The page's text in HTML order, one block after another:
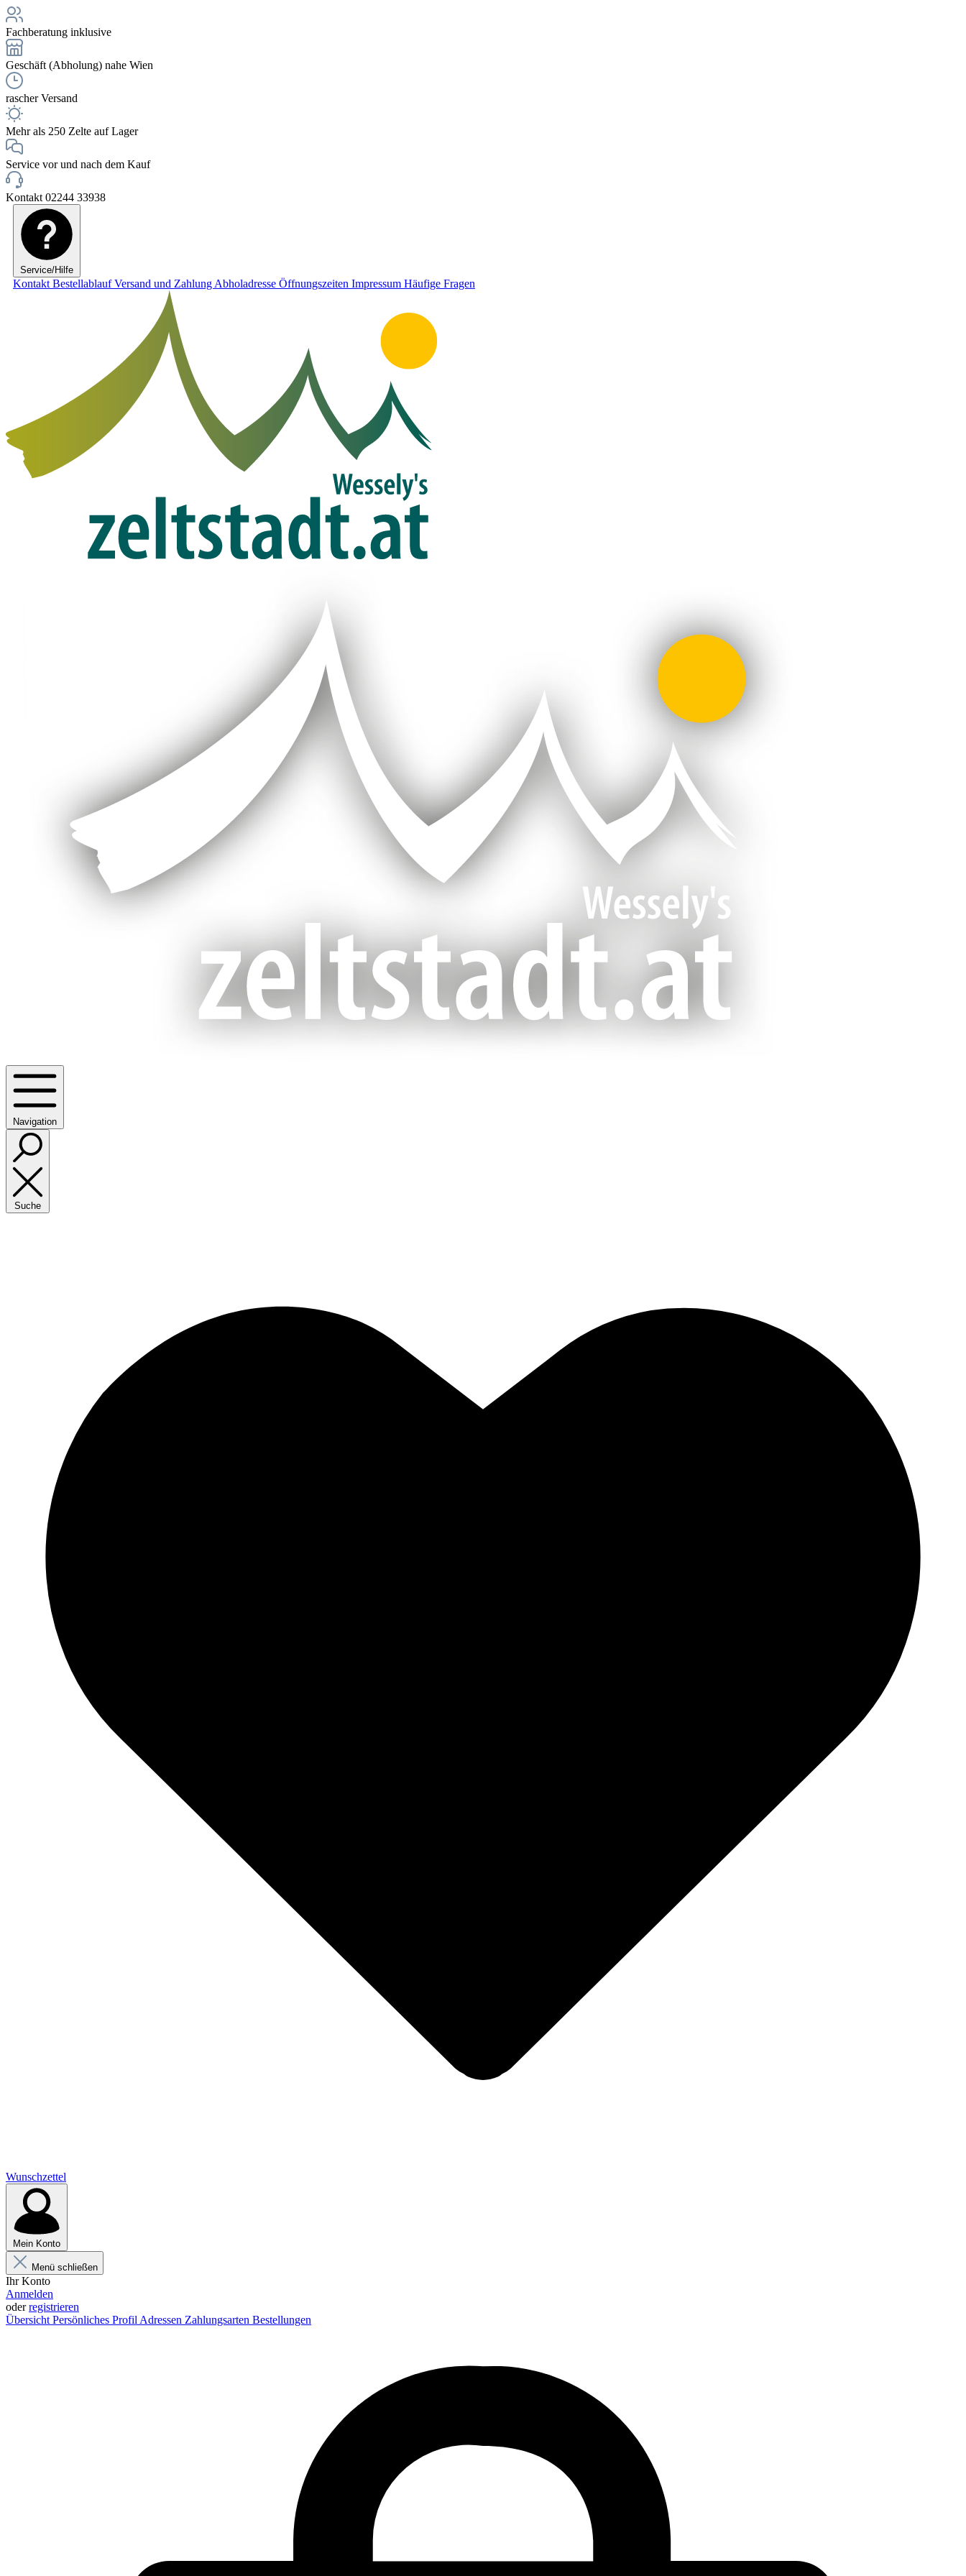
Fachberatung inklusive
Geschäft (Abholung) nahe Wien
rascher Versand
Mehr als 250 Zelte auf Lager
Service vor und nach dem Kauf
Kontakt 02244 33938
Service/Hilfe
Kontakt BestellablaufVersand und Zahlung Abholadresse Öffnungszeiten Impressum Häufige Fragen
Navigation
Suche
Wunschzettel
Mein Konto
Menü schließen
Ihr Konto
Anmelden
oderregistrieren
Übersicht Persönliches Profil Adressen Zahlungsarten Bestellungen